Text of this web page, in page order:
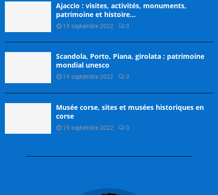
Ajaccio : visites, activités, monuments,
patrimoine et histoire…
19 septembre 2022 0
Scandola, Porto, Piana, girolata : patrimoine
mondial unesco
19 septembre 2022 0
Musée corse, sites et musées historiques en
corse
19 septembre 2022 0